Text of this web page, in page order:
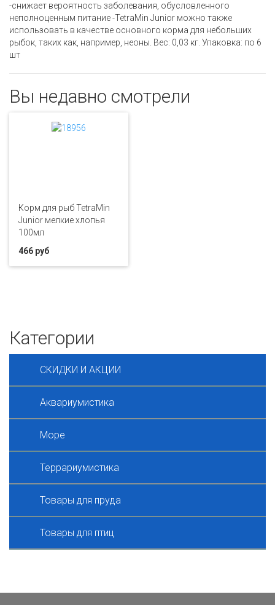
-снижает вероятность заболевания, обусловленного
неполноценным питание -TetraMin Junior можно также
использовать в качестве основного корма для небольших
рыбок, таких как, например, неоны. Вес: 0,03 кг. Упаковка: по 6
шт
Вы недавно смотрели
Корм для рыб TetraMin
Junior мелкие хлопья
100мл
466 руб
Категории
СКИДКИ И АКЦИИ
Аквариумистика
Море
Террариумистика
Товары для пруда
Товары для птиц